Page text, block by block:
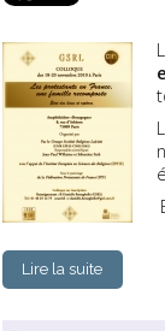
Lire la suite